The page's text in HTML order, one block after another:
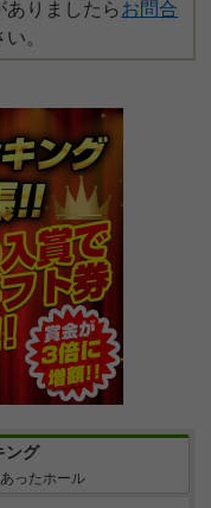
ありましたらお問合
。
ング
ったホール